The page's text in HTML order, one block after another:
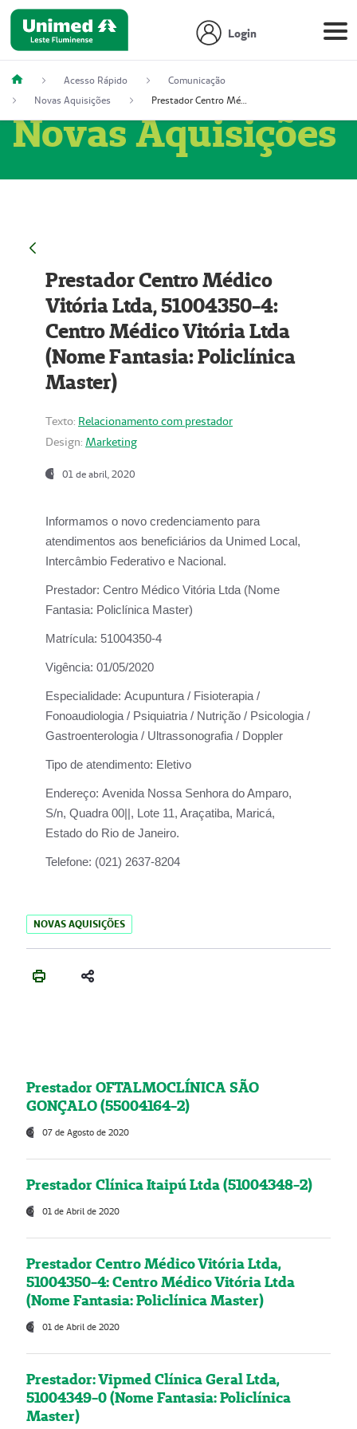
Login
Acesso Rápido
Comunicação
Novas Aquisições
Prestador Centro Médico Vitória Ltda, 51004350-4: Centro Médico Vitória Ltda (Nome Fantasia: Policlínica Master)
Novas Aquisições
Prestador Centro Médico
Vitória Ltda, 51004350-4:
Centro Médico Vitória Ltda
(Nome Fantasia: Policlínica
Master)
Texto: Relacionamento com prestador
Design: Marketing
01 de abril, 2020
Informamos o novo credenciamento para
atendimentos aos beneficiários da Unimed Local,
Intercâmbio Federativo e Nacional.
Prestador: Centro Médico Vitória Ltda (Nome
Fantasia: Policlínica Master)
Matrícula: 51004350-4
Vigência: 01/05/2020
Especialidade: Acupuntura / Fisioterapia /
Fonoaudiologia / Psiquiatria / Nutrição / Psicologia /
Gastroenterologia / Ultrassonografia / Doppler
Tipo de atendimento: Eletivo
Endereço: Avenida Nossa Senhora do Amparo,
S/n, Quadra 00||, Lote 11, Araçatiba, Maricá,
Estado do Rio de Janeiro.
Telefone: (021) 2637-8204
NOVAS AQUISIÇÕES
Prestador OFTALMOCLÍNICA SÃO
GONÇALO (55004164-2)
07 de Agosto de 2020
Prestador Clínica Itaipú Ltda (51004348-2)
01 de Abril de 2020
Prestador Centro Médico Vitória Ltda,
51004350-4: Centro Médico Vitória Ltda
(Nome Fantasia: Policlínica Master)
01 de Abril de 2020
Prestador: Vipmed Clínica Geral Ltda,
51004349-0 (Nome Fantasia: Policlínica
Master)